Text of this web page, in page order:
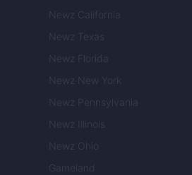
Newz California
Newz Texas
Newz Florida
Newz New York
Newz Pennsylvania
Newz Illinois
Newz Ohio
Gameland